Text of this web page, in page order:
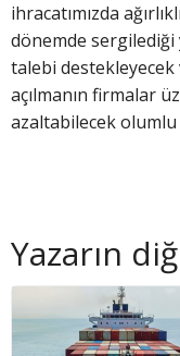
ihracatımızda
dönemde sergilediği
talebi
açılmanın firmalar
azaltabilecek
Yazarın